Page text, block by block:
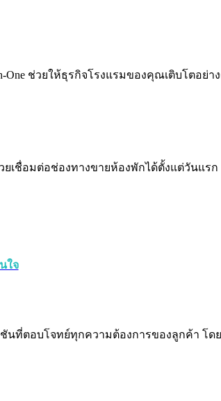
One ช่วยให้ธุรกิจโรงแรมของคุณเติบโตอย่
ยเชื่อมต่อช่องทางขายห้องพักได้ตั้งแต่วันแรก
ใจ
นที่ตอบโจทย์ทุกความต้องการของลูกค้า โ